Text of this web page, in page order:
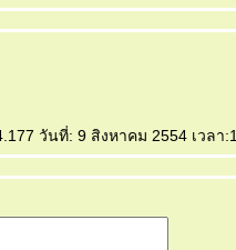
วันที่: 9 สิงหาคม 2554 เวลา